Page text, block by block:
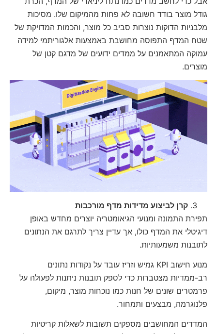
גודל מוצר בודד חשובה לא פחות מהמיקום שלו. מסיכות
מלבניות הדוקות נוצרות סביב כל מוצר, והכמות המדויקת של
שטח המדף התפוסה מחושבת באמצעות אלגוריתמי למידה
עמוקה המתאמנים על ממדים ידועים של מדגם קטן של
מוצרים.
קרן לביצוע מדידות מדף מורכבות
תפירת התמונה ומנועי הגיאומטריה יוצרים מחדש באופן
דיגיטלי את המדף כולו, אך עדיין צריך לתרגם את הנתונים
לתובנות משמעותיות.
מנוע חישוב KPI גמיש וזריז עובד על נקודות נתונים
רב-ממדיות מצטברות כדי לספק תובנות ניתנות לפעולה על
פרמטרים שונים של חנות כמו נוכחות מוצר, מיקום,
פלנוגרמה, מבצעים ותמחור.
המדדים המחושבים מספקים תשובות לשאלות קריטיות